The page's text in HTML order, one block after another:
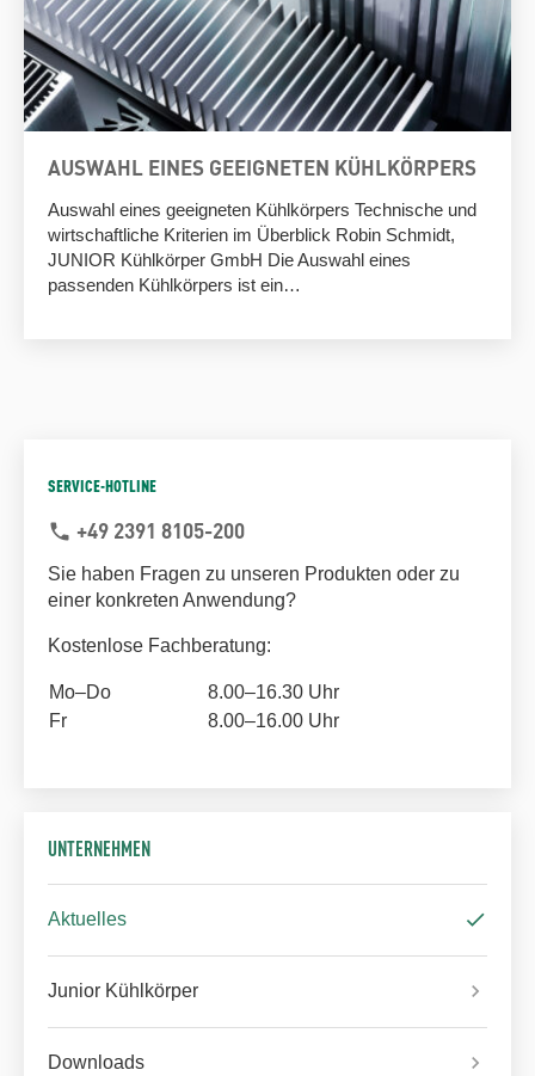
AUSWAHL EINES GEEIGNETEN KÜHLKÖRPERS
Auswahl eines geeigneten Kühlkörpers Technische und
wirtschaftliche Kriterien im Überblick Robin Schmidt,
JUNIOR Kühlkörper GmbH Die Auswahl eines
passenden Kühlkörpers ist ein…
SERVICE-HOTLINE
phone +49 2391 8105-200
Sie haben Fragen zu unseren Produkten oder zu
einer konkreten Anwendung?
Kostenlose Fachberatung:
Mo–Do
8.00–16.30 Uhr
Fr
8.00–16.00 Uhr
UNTERNEHMEN
Aktuelles
Junior Kühlkörper
Downloads